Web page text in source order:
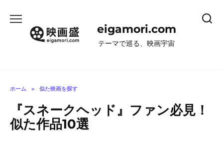
eigamori.com
テーマで巡る、映画宇宙
ホーム » 似た映画を探す
『スネークヘッド』ファン必見！
似た作品10選